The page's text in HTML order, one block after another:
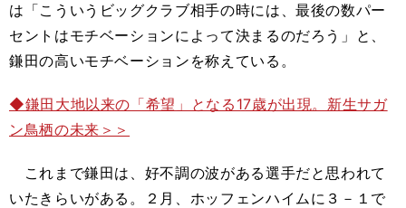
は「こういうビッグクラブ相手の時には、最後の数パー
セントはモチベーションによって決まるのだろう」と、
鎌田の高いモチベーションを称えている。
◆鎌田大地以来の「希望」となる17歳が出現。新生サガ
ン鳥栖の未来＞＞
これまで鎌田は、好不調の波がある選手だと思われて
いたきらいがある。２月、ホッフェンハイムに３－１で